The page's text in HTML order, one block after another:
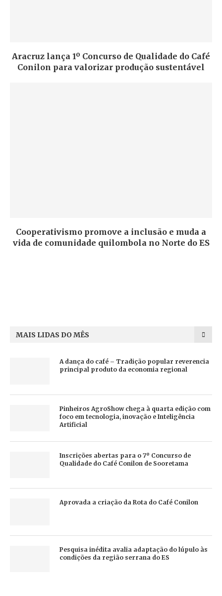
Aracruz lança 1º Concurso de Qualidade do Café
Conilon para valorizar produção sustentável
Cooperativismo promove a inclusão e muda a
vida de comunidade quilombola no Norte do ES
MAIS LIDAS DO MÊS
A dança do café – Tradição popular reverencia
principal produto da economia regional
Pinheiros AgroShow chega à quarta edição com
foco em tecnologia, inovação e Inteligência
Artificial
Inscrições abertas para o 7º Concurso de
Qualidade do Café Conilon de Sooretama
Aprovada a criação da Rota do Café Conilon
Pesquisa inédita avalia adaptação do lúpulo às
condições da região serrana do ES